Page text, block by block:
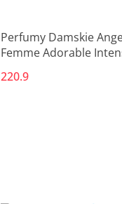
Perfumy Damskie
Femme Adorable
ml Adorable Intense
220.9